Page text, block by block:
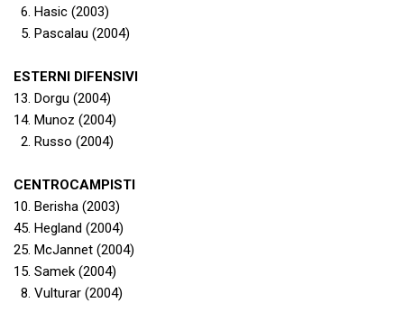
6. Hasic (2003)
5. Pascalau (2004)
ESTERNI DIFENSIVI
13. Dorgu (2004)
14. Munoz (2004)
2. Russo (2004)
CENTROCAMPISTI
10. Berisha (2003)
45. Hegland (2004)
25. McJannet (2004)
15. Samek (2004)
8. Vulturar (2004)